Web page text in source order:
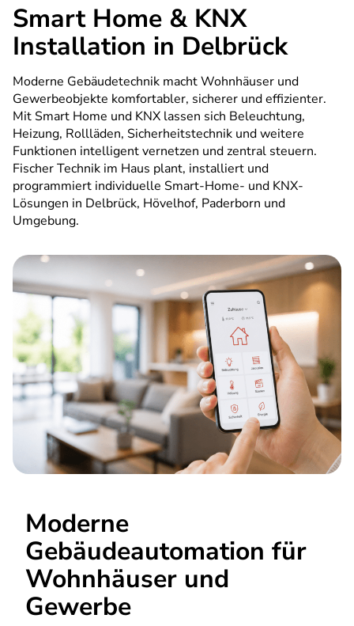
Smart Home & KNX
Installation in Delbrück
Moderne Gebäudetechnik macht Wohnhäuser und
Gewerbeobjekte komfortabler, sicherer und effizienter.
Mit Smart Home und KNX lassen sich Beleuchtung,
Heizung, Rollläden, Sicherheitstechnik und weitere
Funktionen intelligent vernetzen und zentral steuern.
Fischer Technik im Haus plant, installiert und
programmiert individuelle Smart-Home- und KNX-
Lösungen in Delbrück, Hövelhof, Paderborn und
Umgebung.
Moderne
Gebäudeautomation für
Wohnhäuser und
Gewerbe